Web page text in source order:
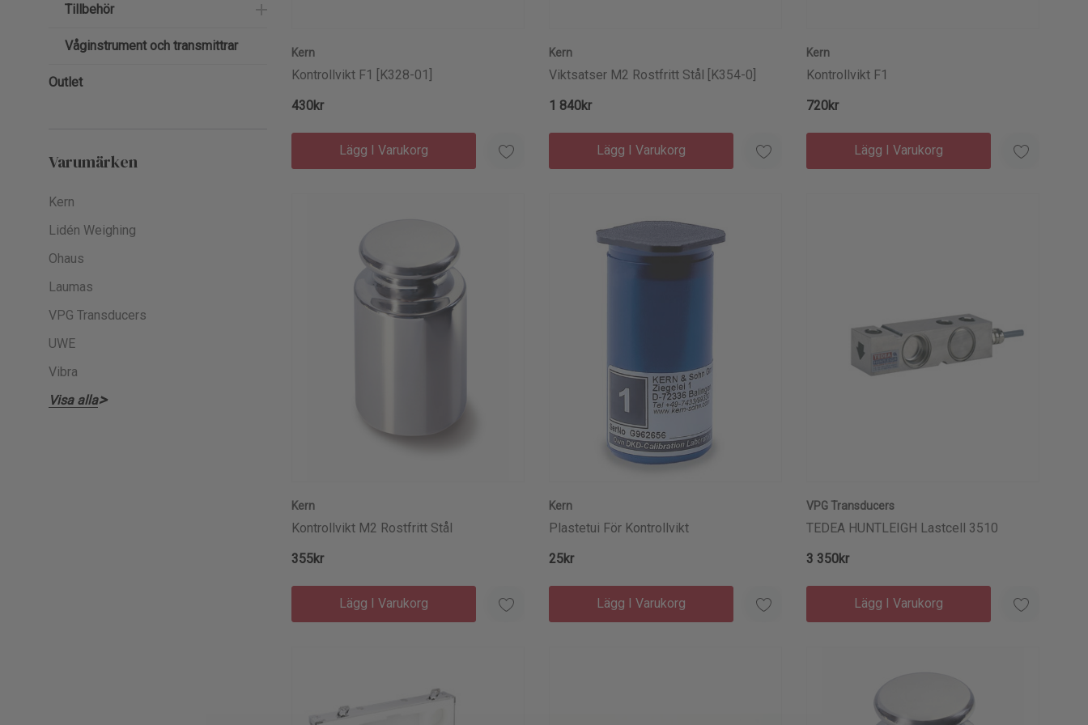
Tillbehör
Våginstrument och transmittrar
Outlet
Varumärken
Kern
Lidén Weighing
Ohaus
Laumas
VPG Transducers
UWE
Vibra
Visa alla
Kern
Kontrollvikt F1 [K328-01]
430kr
Lägg I Varukorg
Kern
Viktsatser M2 Rostfritt Stål [K354-0]
1 840kr
Lägg I Varukorg
Kern
Kontrollvikt F1
720kr
Lägg I Varukorg
Kern
Kontrollvikt M2 Rostfritt Stål
355kr
Lägg I Varukorg
Kern
Plastetui För Kontrollvikt
25kr
Lägg I Varukorg
VPG Transducers
TEDEA HUNTLEIGH Lastcell 3510
3 350kr
Lägg I Varukorg